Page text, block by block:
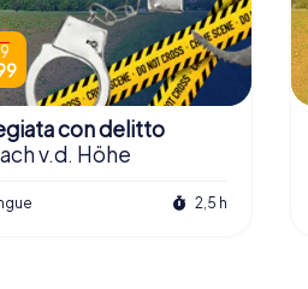
con delitto
v.d. Höhe
2,5 h